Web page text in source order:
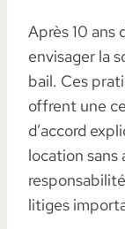
Après 10 ans
envisager la
bail. Ces
offrent une
d’accord
location
litiges